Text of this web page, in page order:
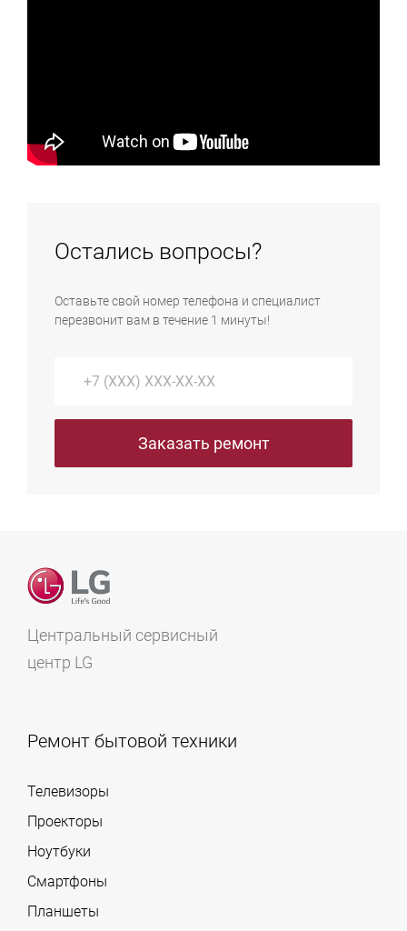
Остались вопросы?
Оставьте свой номер телефона и специалист
перезвонит вам в течение 1 минуты!
Заказать ремонт
Центральный сервисный
центр LG
Ремонт бытовой техники
Телевизоры
Проекторы
Ноутбуки
Смартфоны
Планшеты